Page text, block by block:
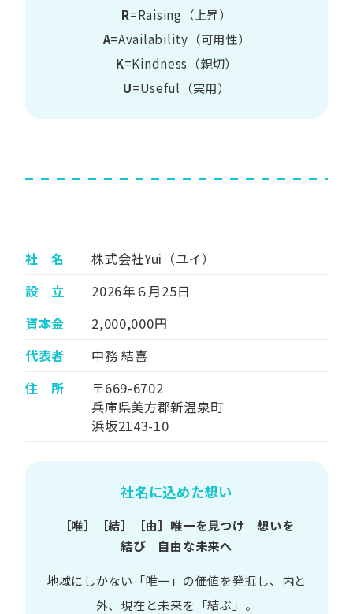
R=Raising（上昇）
A=Availability​（可用性）
K=Kindness​（親切）
U=Useful​（実用）​
社 名
株式会社Yui（ユイ）
設 立
2026年６月25日
資本金
2,000,000円
代表者
中務 結喜
住 所
〒669-6702
兵庫県美方郡新温泉町
浜坂2143-10
社名に込めた想い
［唯］​［結］​［由］ 唯一を​見つけ 想いを​
結び 自由な​未来へ
地域に​しかない​「唯一」の​価値を​発掘し、 内と​
外、​現在と​未来を​「結ぶ」。